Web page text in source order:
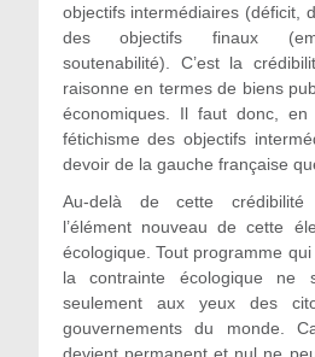
objectifs intermédiaires (déficit,
des objectifs finaux
soutenabilité). C’est la
raisonne en termes de biens
économiques. Il faut donc, en
fétichisme des objectifs
devoir de la gauche française
Au-delà de cette crédibilité
l’élément nouveau de cette
écologique. Tout programme
la contrainte écologique ne
seulement aux yeux des
gouvernements du monde.
devient permanent et nul ne